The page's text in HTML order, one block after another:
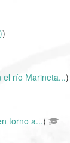
)
el río Marineta...)
torno a...)